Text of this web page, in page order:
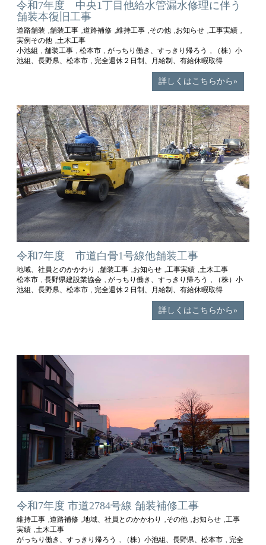
令和7年度 中央1丁目他給水管漏水修理に伴う
舗装本復旧工事
道路舗装 ,舗装工事 ,道路補修 ,維持工事 ,その他 ,お知らせ ,工事実績 ,
実例その他 ,土木工事
小池組
, 舗装工事 , 松本市 , がっちり働き、すっきり帰ろう ,
（株）小
池組、長野県、松本市 , 完全週休２日制、月給制、有給休暇取得
詳しくはこちらから»
令和7年度 市道白骨1号線他舗装工事
地域、社員とのかかわり ,舗装工事 ,お知らせ ,工事実績 ,土木工事
松本市 , 長野県建設業協会 , がっちり働き、すっきり帰ろう ,
（株）小
池組、長野県、松本市 , 完全週休２日制、月給制、有給休暇取得
詳しくはこちらから»
令和7年度 市道2784号線 舗装補修工事
維持工事 ,道路補修 ,地域、社員とのかかわり ,その他 ,お知らせ ,工事
実績 ,土木工事
がっちり働き、すっきり帰ろう
, （株）小池組、長野県、松本市 , 完全